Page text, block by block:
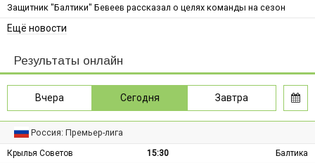
Защитник "Балтики" Бевеев рассказал о целях команды на сезон
Ещё новости
Результаты онлайн
Вчера Сегодня Завтра
Россия: Премьер-лига
Крылья Советов 15:30
Балтика